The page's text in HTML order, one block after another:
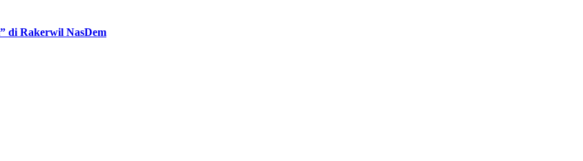
di Rakerwil NasDem